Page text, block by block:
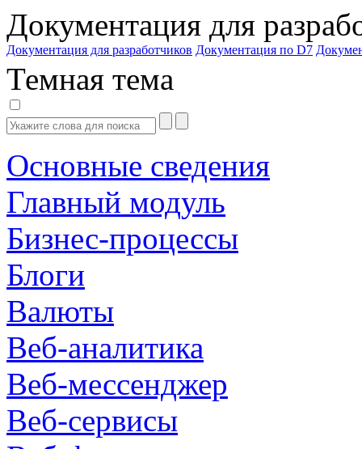
Документация для
Документация для разработчиков Документация по D7
Темная тема
Основные сведения
Главный модуль
Бизнес-процессы
Блоги
Валюты
Веб-аналитика
Веб-мессенджер
Веб-сервисы